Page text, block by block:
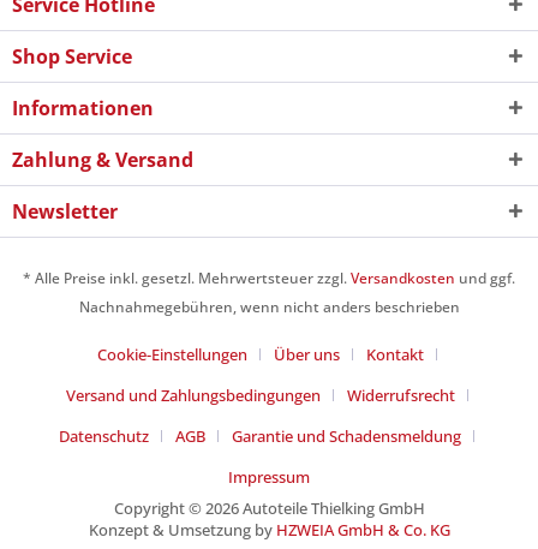
Shop Service
Informationen
Zahlung & Versand
Newsletter
* Alle Preise inkl. gesetzl. Mehrwertsteuer zzgl.Versandkosten und ggf.
Nachnahmegebühren, wenn nicht anders beschrieben
Cookie-Einstellungen Über uns
Kontakt
Versand und Zahlungsbedingungen
Widerrufsrecht
Datenschutz
AGB
Garantie und Schadensmeldung
Impressum
Copyright © 2026 Autoteile Thielking GmbH
Konzept & Umsetzung by HZWEIA GmbH & Co. KG